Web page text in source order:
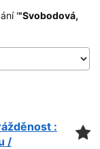
'"Svobodová,
:
/